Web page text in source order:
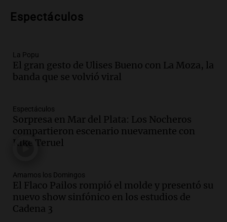
investigación internacional sobre asma
Episodios
Audio.Suspenden descuento en SUBE y
aumentan tarifas del SUBTE en Buenos
Episodios
Audio.Kicillof critica la desregulación
financiera y el aumento de la morosidad
Episodios
Audio.La UNT evalúa apelación ante la
Corte Suprema tras fallo que aparta a
Pagani como rector
Espectáculos
La Popu
El gran gesto de Ulises Bueno con La Moza, la
banda que se volvió viral
Espectáculos
Sorpresa en Mar del Plata: Los Nocheros
compartieron escenario nuevamente con
Kike Teruel
Amamos los Domingos
El Flaco Pailos rompió el molde y presentó su
nuevo show sinfónico en los estudios de
Cadena 3